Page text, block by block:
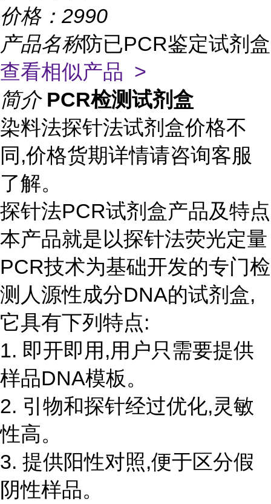
价格： 2990
产品名称防已PCR鉴定试剂盒
查看相似产品 >
简介 PCR检测试剂盒
染料法探针法试剂盒价格不
同,价格货期详情请咨询客服
了解。
探针法PCR试剂盒产品及特点
本产品就是以探针法荧光定量
PCR技术为基础开发的专门检
测人源性成分DNA的试剂盒,
它具有下列特点:
1. 即开即用,用户只需要提供
样品DNA模板。
2. 引物和探针经过优化,灵敏
性高。
3. 提供阳性对照,便于区分假
阴性样品。